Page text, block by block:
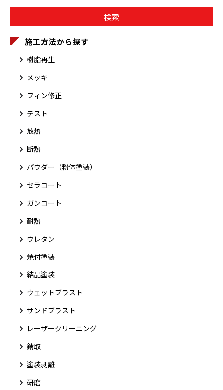
施工方法から探す
樹脂再生
メッキ
フィン修正
テスト
放熱
断熱
パウダー（粉体塗装）
セラコート
ガンコート
耐熱
ウレタン
焼付塗装
結晶塗装
ウェットブラスト
サンドブラスト
レーザークリーニング
錆取
塗装剥離
研磨